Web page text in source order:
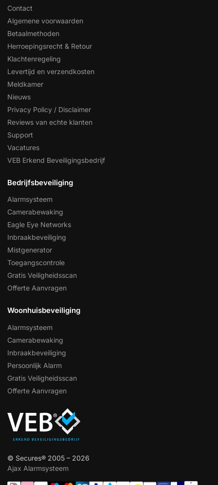
Contact
Algemene voorwaarden
Betaalmethoden
Herroepingsrecht & Retour
Klachtenregeling
Levertijd en verzendkosten
Meldkamer
Nieuws
Privacy Policy / Disclaimer
Reviews van echte klanten
Support
Vacatures
VEB Erkend Beveiligingsbedrijf
Bedrijfsbeveiliging
Alarmsysteem
Camerabewaking
Eagle Eye Networks
Inbraakbeveiliging
Mistgenerator
Toegangscontrole
Gratis Veiligheidsscan
Offerte Aanvragen
Woonhuisbeveiliging
Alarmsysteem
Camerabewaking
Inbraakbeveiliging
Persoonlijk Alarm
Gratis Veiligheidsscan
Offerte Aanvragen
© Secures® 2005 – 2026
Ajax Alarmsysteem